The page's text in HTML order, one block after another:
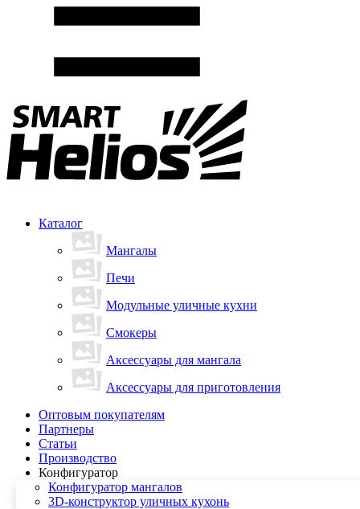
Каталог
Мангалы
Печи
Модульные уличные кухни
Смокеры
Аксессуары для мангала
Аксессуары для приготовления
Оптовым покупателям
Партнеры
Статьи
Производство
Конфигуратор
Конфигуратор мангалов
3D-конструктор уличных кухонь